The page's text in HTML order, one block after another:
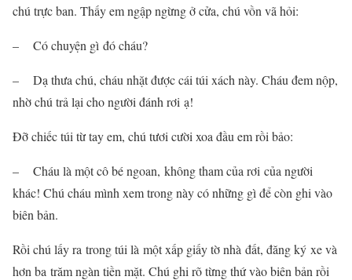
chú trực ban. Thấy em ngập ngừng ở cửa, chú vồn vã hỏi:
– Có chuyện gì đó cháu?
– Dạ thưa chú, cháu nhặt được cái túi xách này. Cháu đem nộp,
nhờ chú trả lại cho người đánh rơi ạ!
Đỡ chiếc túi từ tay em, chú tươi cười xoa đầu em rồi bảo:
– Cháu là một cô bé ngoan, không tham của rơi của người
khác! Chú cháu mình xem trong này có những gì để còn ghi vào
biên bản.
Rồi chú lấy ra trong túi là một xấp giấy tờ nhà đất, đăng ký xe và
hơn ba trăm ngàn tiền mặt. Chú ghi rõ từng thứ vào biên bản rồi